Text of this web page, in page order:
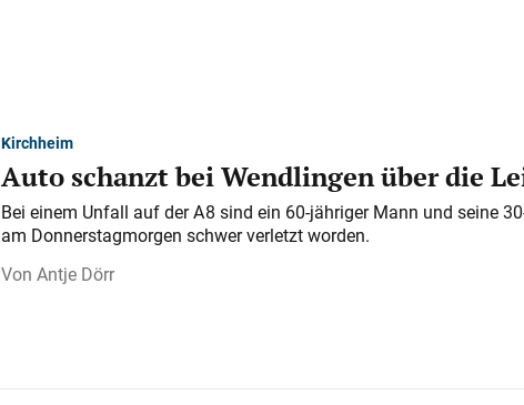
Kirchheim
Auto schanzt bei Wendlingen über die
Bei einem Unfall auf der A 8 sind ein 60-jähriger Mann und seine
am Donnerstagmorgen schwer verletzt worden.
Antje Dörr